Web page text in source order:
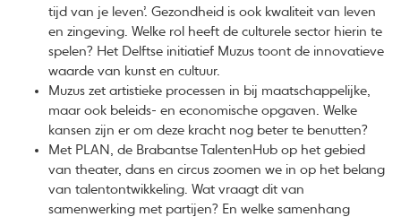
tijd van je leven’. Gezondheid is ook kwaliteit van leven
en zingeving. Welke rol heeft de culturele sector hierin te
spelen? Het Delftse initiatief Muzus toont de innovatieve
waarde van kunst en cultuur.
Muzus zet artistieke processen in bij maatschappelijke,
maar ook beleids- en economische opgaven. Welke
kansen zijn er om deze kracht nog beter te benutten?
Met PLAN, de Brabantse TalentenHub op het gebied
van theater, dans en circus zoomen we in op het belang
van talentontwikkeling. Wat vraagt dit van
samenwerking met partijen? En welke samenhang